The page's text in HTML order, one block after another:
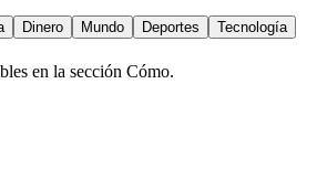
Dinero Mundo Deportes
Tecnología
en la sección Cómo.